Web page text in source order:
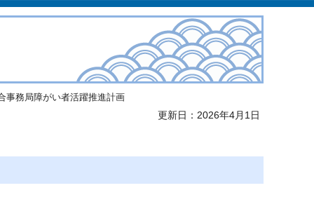
事務局障がい者活躍推進計画
更新日：2026年4月1日